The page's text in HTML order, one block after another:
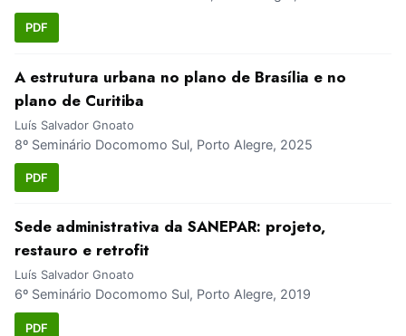
PDF
A estrutura urbana no plano de Brasília e no
plano de Curitiba
Luís Salvador Gnoato
8º Seminário Docomomo Sul, Porto Alegre, 2025
PDF
Sede administrativa da SANEPAR: projeto,
restauro e retrofit
Luís Salvador Gnoato
6º Seminário Docomomo Sul, Porto Alegre, 2019
PDF